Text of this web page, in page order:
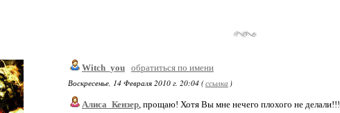
Witch_you обратиться по имени
Воскресенье, 14 Февраля 2010 г. 20:04 (ссылка )
Алиса_Кензер, прощаю! Хотя Вы мне нечего плохого не делали!!!